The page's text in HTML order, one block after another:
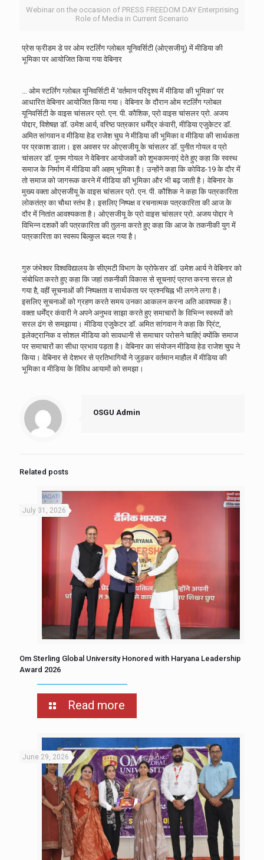
Webinar on the occasion of PRESS FREEDOM DAY Enterprising
Role of Media in Current Scenario
प्रेस फ्रीडम डे पर ओम स्टर्लिंग ग्लोबल यूनिवर्सिटी (ओएसजीयू) में मीडिया की
भूमिका पर आयोजित किया गया वेबिनार
… ओम स्टर्लिंग ग्लोबल यूनिवर्सिटी में ‘वर्तमान परिदृश्य में मीडिया की भूमिका’ पर
आधारित वेबिनार आयोजित किया गया। वेबिनार के दौरान ओम स्टर्लिंग ग्लोबल
यूनिवर्सिटी के वाइस चांसलर प्रो. एन. पी. कौशिक, प्रो वाइस चांसलर प्रो. अजय
पोद्दार, विशेषज्ञ डॉ. उमेश आर्य, वरिष्ठ पत्रकार धर्मेंद्र कंवारी, मीडिया एजुकेटर डॉ.
अमित सांगवान व मीडिया हेड राजेश चुघ ने मीडिया की भूमिका व मीडिया की सार्थकता
पर प्रकाश डाला। इस अवसर पर ओएसजीयू के चांसलर डॉ. पुनीत गोयल व प्रो
चांसलर डॉ. पूनम गोयल ने वेबिनार आयोजकों को शुभकामनाएं देते हुए कहा कि स्वस्थ
समाज के निर्माण में मीडिया की अहम् भूमिका है। उन्होंने कहा कि कोविड-19 के दौर में
तो समाज को जागरूक करने में मीडिया की भूमिका और भी बढ़ जाती है। वेबिनार के
मुख्य वक्ता ओएसजीयू के वाइस चांसलर प्रो. एन. पी. कौशिक ने कहा कि पत्रकारिता
लोकतंत्र का चौथा स्तंभ है। इसलिए निष्पक्ष व रचनात्मक पत्रकारिता की आज के
दौर में नितांत आवश्यकता है। ओएसजीयू के प्रो वाइस चांसलर प्रो. अजय पोद्दार ने
विभिन्न दशकों की पत्रकारिता की तुलना करते हुए कहा कि आज के तकनीकी युग में
पत्रकारिता का स्वरूप बिल्कुल बदल गया है।
गुरु जंभेश्वर विश्वविद्यालय के सीएमटी विभाग के प्रोफेसर डॉ. उमेश आर्य ने वेबिनार को
संबोधित करते हुए कहा कि जहां तकनीकी विकास से सूचनाएं प्राप्त करना सरल हो
गया है, वहीं सूचनाओं की निष्पक्षता व सार्थकता पर प्रश्नचिह्न भी लगने लगा है।
इसलिए सूचनाओं को ग्रहण करते समय उनका आकलन करना अति आवश्यक है।
वक्ता धर्मेंद्र कंवारी ने अपने अनुभव साझा करते हुए समाचारों के विभिन्न स्वरूपों को
सरल ढंग से समझाया। मीडिया एजुकेटर डॉ. अमित सांगवान ने कहा कि प्रिंट,
इलेक्ट्रानिक व सोशल मीडिया को सावधानी से समाचार परोसने चाहिएं क्योंकि समाज
पर समाचारों का सीधा प्रभाव पड़ता है। वेबिनार का संयोजन मीडिया हेड राजेश चुघ ने
किया। वेबिनार से देशभर से प्रतिभागियों ने जुड़कर वर्तमान माहौल में मीडिया की
भूमिका व मीडिया के विविध आयामों को समझा।
OSGU Admin
Related posts
July 31, 2026
Om Sterling Global University Honored with Haryana Leadership
Award 2026
Read more
June 29, 2026